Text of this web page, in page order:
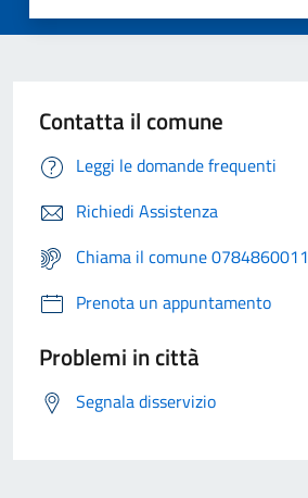
Contatta il comune
Leggi le domande frequenti
Richiedi Assistenza
Chiama il comune 0784860011
Prenota un appuntamento
Problemi in città
Segnala disservizio